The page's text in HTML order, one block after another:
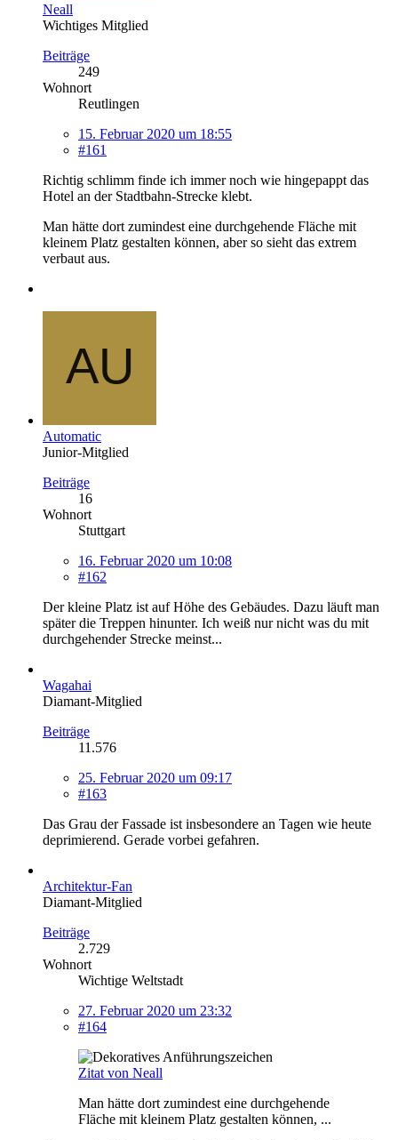
Neall
Wichtiges Mitglied
Beiträge
249
Wohnort
Reutlingen
15. Februar 2020 um 18:55
#161
Richtig schlimm finde ich immer noch wie hingepappt das
Hotel an der Stadtbahn-Strecke klebt.
Man hätte dort zumindest eine durchgehende Fläche mit
kleinem Platz gestalten können, aber so sieht das extrem
verbaut aus.
Automatic
Junior-Mitglied
Beiträge
16
Wohnort
Stuttgart
16. Februar 2020 um 10:08
#162
Der kleine Platz ist auf Höhe des Gebäudes. Dazu läuft man
später die Treppen hinunter. Ich weiß nur nicht was du mit
durchgehender Strecke meinst...
Wagahai
Diamant-Mitglied
Beiträge
11.576
25. Februar 2020 um 09:17
#163
Das Grau der Fassade ist insbesondere an Tagen wie heute
deprimierend. Gerade vorbei gefahren.
Architektur-Fan
Diamant-Mitglied
Beiträge
2.729
Wohnort
Wichtige Weltstadt
27. Februar 2020 um 23:32
#164
Zitat von Neall
Man hätte dort zumindest eine durchgehende
Fläche mit kleinem Platz gestalten können, ...